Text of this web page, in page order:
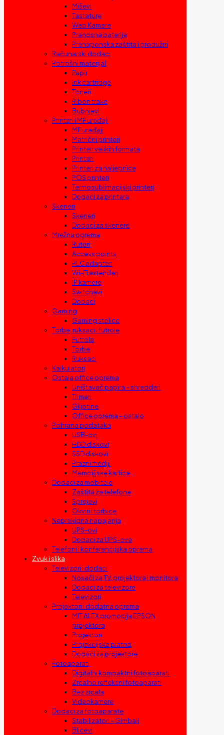
Miševi
Tastature
Web Kamere
Prenosne baterije
Prenaponska zaštita i produžni
Računarski dodaci
Potrošni materijal
Papir
Ink cartridge
Toneri
Ribon trake
Bubnjevi
Printeri i MF uređaji
MF uređaji
Matrični printeri
Printeri velikih formata
Printeri
Printeri za naljepnice
POS printeri
Termosublimacijski printeri
Dodaci za printere
Skeneri
Skeneri
Dodaci za skenere
Mrežna oprema
Ruteri
Access points
PLC adapteri
Wi-Fi extenderi
IP kamere
Switchevi
Dodaci
Gaming
Gaming stolice
Torbe, ruksaci i futrole
Futrole
Torbe
Ruksaci
Kalkulatori
Ostala office oprema
Uništavač papira – shredderi
Trimeri
Giljotine
Office oprema – ostalo
Pohrana podataka
USB-ovi
HDD diskovi
SSD diskovi
Prazni mediji
Memorijske kartice
Dodaci za mobitele
Zaštita za telefone
Sprejevi
Okviri i torbice
Neprekidna napajanja
UPS-ovi
Dodaci za UPS-ove
Telefoni i konferencijska oprema
Zvuk i slika
Televizori i dodaci
Nosači za TV, projektore i monitore
Dodaci za televizore
Televizori
Projektori i dodatna oprema
MIT ALEX promocija EPSON
projektora
Projektori
Projekcijska platna
Dodaci za projektore
Fotoaparati
Digitalni kompaktni fotoaparati
Zrcalno refleksni fotoaparati
Bez zrcala
Videokamere
Dodaci za fotoaparate
Stabilizatori – Gimbali
Blicevi